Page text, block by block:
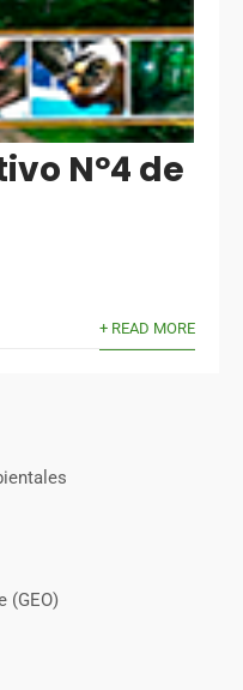
Nº4 de
+ READ MORE
(GEO)